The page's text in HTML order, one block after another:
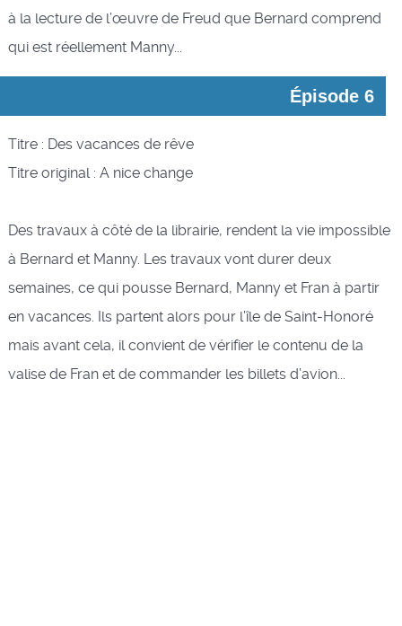
à la lecture de l’œuvre de Freud que Bernard comprend
qui est réellement Manny...
Épisode 6
Titre : Des vacances de rêve
Titre original : A nice change
Des travaux à côté de la librairie, rendent la vie impossible
à Bernard et Manny. Les travaux vont durer deux
semaines, ce qui pousse Bernard, Manny et Fran à partir
en vacances. Ils partent alors pour l’île de Saint-Honoré
mais avant cela, il convient de vérifier le contenu de la
valise de Fran et de commander les billets d’avion...